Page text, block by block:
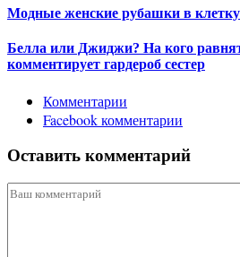
Модные женские рубашки в клетку
Белла или Джиджи? На кого
комментирует гардероб сестер
Комментарии
Facebook комментарии
Оставить комментарий